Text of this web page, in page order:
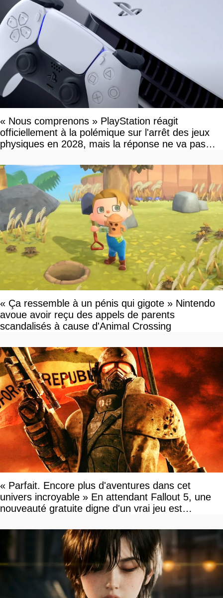
« Nous comprenons » PlayStation réagit
officiellement à la polémique sur l'arrêt des jeux
physiques en 2028, mais la réponse ne va pas
« Ça ressemble à un pénis qui gigote » Nintendo
avoue avoir reçu des appels de parents
scandalisés à cause d'Animal Crossing
« Parfait. Encore plus d'aventures dans cet
univers incroyable » En attendant Fallout 5, une
nouveauté gratuite digne d'un vrai jeu est